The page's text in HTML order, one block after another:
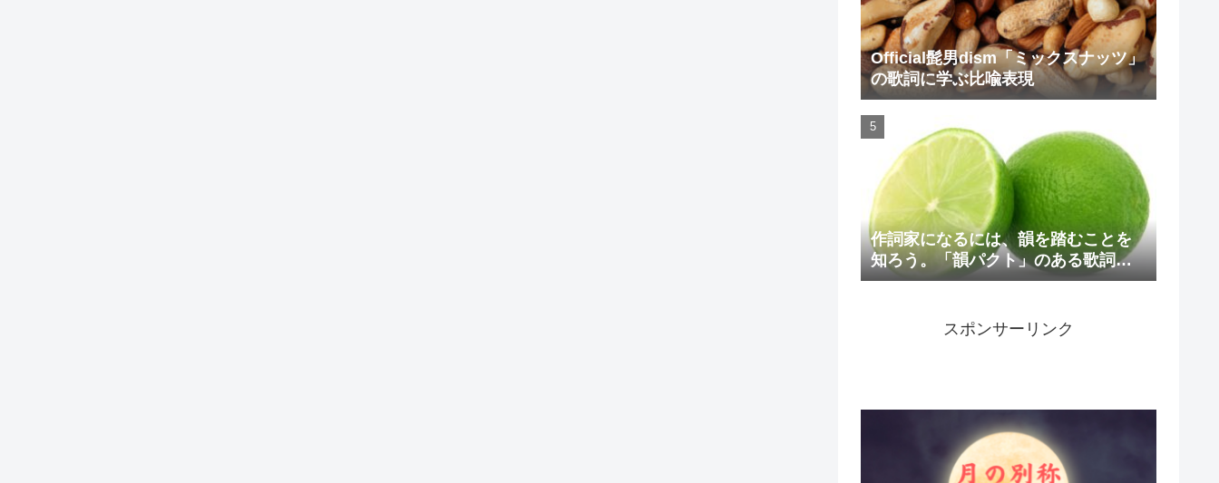
Official髭男dism「ミックスナッツ」
の歌詞に学ぶ比喩表現
作詞家になるには、韻を踏むことを
知ろう。「韻パクト」のある歌詞を
紹介
スポンサーリンク